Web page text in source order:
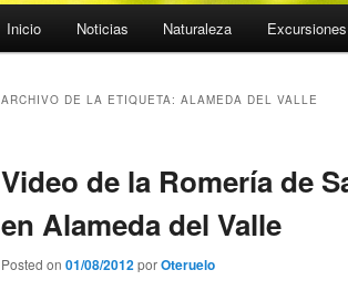
Inicio Noticias Naturaleza Excursiones
ARCHIVO DE LA ETIQUETA: ALAMEDA DEL VALLE
Video de la Romería de
en Alameda del Valle
Posted on 01/08/2012porOteruelo